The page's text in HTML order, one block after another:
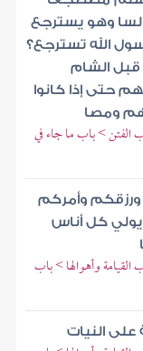
وهو يسترجع
الله تسترجع؟
الشام
حتى إذا كانوا
ومصا
الفتن > باب ما جاء في
وأمركم
يولي كل أناس
القيامة وأهوالها > باب
على النيات